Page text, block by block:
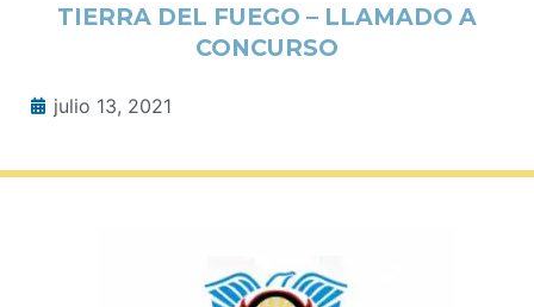
TIERRA DEL FUEGO – LLAMADO A
CONCURSO
julio 13, 2021